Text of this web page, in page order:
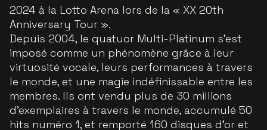
2024 à la Lotto Arena lors de la « XX 20th
Anniversary Tour ».
Depuis 2004, le quatuor Multi-Platinum s'est
imposé comme un phénomène grâce à leur
virtuosité vocale, leurs performances à travers
le monde, et une magie indéfinissable entre les
membres. Ils ont vendu plus de 30 millions
d'exemplaires à travers le monde, accumulé 50
hits numéro 1, et remporté 160 disques d'or et